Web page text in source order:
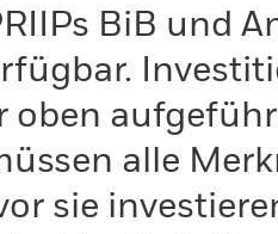
BiB und
oben
alle
sie